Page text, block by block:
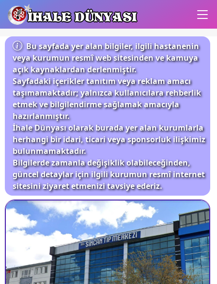
İHALE DÜNYASI
Bu sayfada yer alan bilgiler, ilgili hastanenin
veya kurumun resmî web sitesinden ve kamuya
açık kaynaklardan derlenmiştir.
Sayfadaki içerikler tanıtım veya reklam amacı
taşımamaktadır; yalnızca kullanıcılara rehberlik
etmek ve bilgilendirme sağlamak amacıyla
hazırlanmıştır.
İhale Dünyası olarak burada yer alan kurumlarla
herhangi bir idari, ticari veya sponsorluk ilişkimiz
bulunmamaktadır.
Bilgilerde zamanla değişiklik olabileceğinden,
güncel detaylar için ilgili kurumun resmî internet
sitesini ziyaret etmenizi tavsiye ederiz.